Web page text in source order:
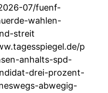
07/fuenf-
wahlen-
streit
p
anhalts-spd-
drei-prozent-
abwegig-